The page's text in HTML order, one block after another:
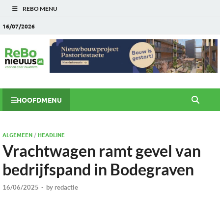
REBO MENU
16/07/2026
HOOFDMENU
ALGEMEEN/ HEADLINE
Vrachtwagen ramt gevel van
bedrijfspand in Bodegraven
16/06/2025 - by redactie